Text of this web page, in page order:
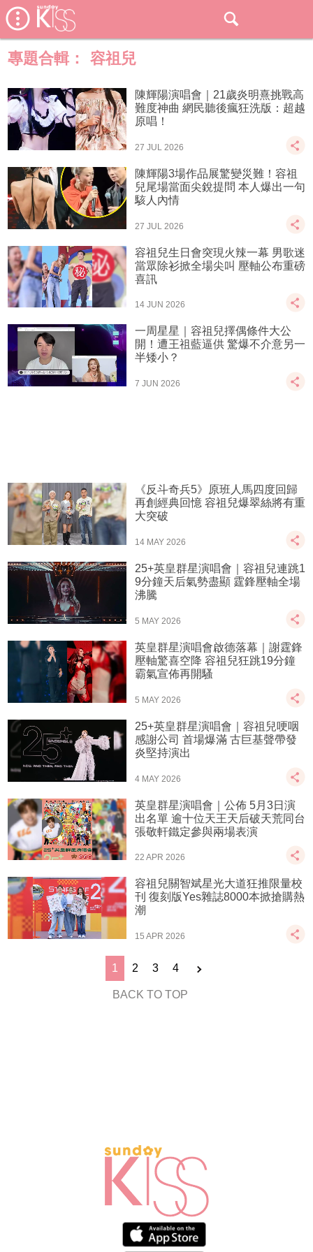
專題合輯： 容祖兒
陳輝陽演唱會｜21歲炎明熹挑戰高
難度神曲 網民聽後瘋狂洗版：超越
原唱！
27 JUL 2026
陳輝陽3場作品展驚變災難！容祖
兒尾場當面尖銳提問 本人爆出一句
駭人內情
27 JUL 2026
容祖兒生日會突現火辣一幕 男歌迷
當眾除衫掀全場尖叫 壓軸公布重磅
喜訊
14 JUN 2026
一周星星｜容祖兒擇偶條件大公
開！遭王祖藍逼供 驚爆不介意另一
半矮小？
7 JUN 2026
《反斗奇兵5》原班人馬四度回歸
再創經典回憶 容祖兒爆翠絲將有重
大突破
14 MAY 2026
25+英皇群星演唱會｜容祖兒連跳1
9分鐘天后氣勢盡顯 霆鋒壓軸全場
沸騰
5 MAY 2026
英皇群星演唱會啟德落幕｜謝霆鋒
壓軸驚喜空降 容祖兒狂跳19分鐘
霸氣宣佈再開騷
5 MAY 2026
25+英皇群星演唱會｜容祖兒哽咽
感謝公司 首場爆滿 古巨基聲帶發
炎堅持演出
4 MAY 2026
英皇群星演唱會｜公佈 5月3日演
出名單 逾十位天王天后破天荒同台
張敬軒鐵定參與兩場表演
22 APR 2026
容祖兒關智斌星光大道狂推限量校
刊 復刻版Yes雜誌8000本掀搶購熱
潮
15 APR 2026
1 2 3 4
BACK TO TOP